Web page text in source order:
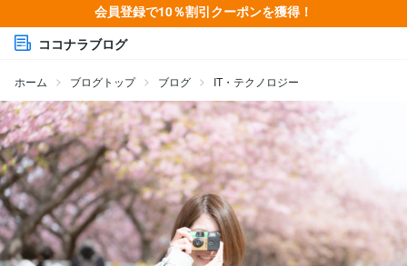
会員登録で10％割引クーポンを獲得！
ココナラブログ
ホーム ブログトップ ブログ IT・テクノロジー